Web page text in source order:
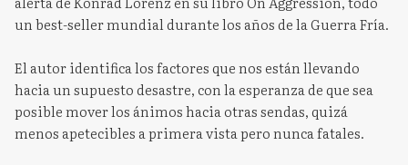
un best-seller mundial durante los años de la Guerra Fría.
El autor identifica los factores que nos están llevando
hacia un supuesto desastre, con la esperanza de que sea
posible mover los ánimos hacia otras sendas, quizá
menos apetecibles a primera vista pero nunca fatales.